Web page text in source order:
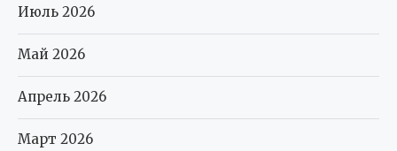
Июль 2026
Май 2026
Апрель 2026
Март 2026